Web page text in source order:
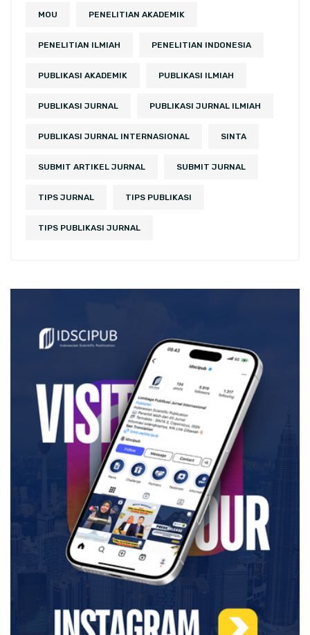
MOU PENELITIAN AKADEMIK
PENELITIAN ILMIAH PENELITIAN INDONESIA
PUBLIKASI AKADEMIK PUBLIKASI ILMIAH
PUBLIKASI JURNAL PUBLIKASI JURNAL ILMIAH
PUBLIKASI JURNAL INTERNASIONAL SINTA
SUBMIT ARTIKEL JURNAL SUBMIT JURNAL
TIPS JURNAL TIPS PUBLIKASI
TIPS PUBLIKASI JURNAL